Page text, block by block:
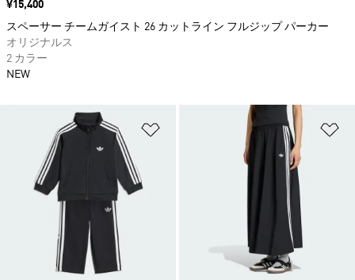
ほしいものリストに追加
価格
¥15,400
スペーサー チームガイスト 26 カットライン フルジップ パーカー
オリジナルス
2 カラー
NEW